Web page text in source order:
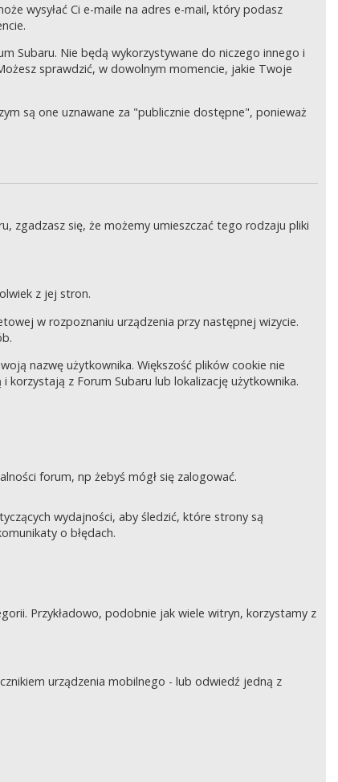
wysyłać Ci e-maile na adres e-mail, który podasz
Subaru. Nie będą wykorzystywane do niczego innego i
sprawdzić, w dowolnym momencie, jakie Twoje
są one uznawane za "publicznie dostępne", ponieważ
zgadzasz się, że możemy umieszczać tego rodzaju pliki
z jej stron.
w rozpoznaniu urządzenia przy następnej wizycie.
nazwę użytkownika. Większość plików cookie nie
z Forum Subaru lub lokalizację użytkownika.
forum, np żebyś mógł się zalogować.
wydajności, aby śledzić, które strony są
o błędach.
Przykładowo, podobnie jak wiele witryn, korzystamy z
urządzenia mobilnego - lub odwiedź jedną z